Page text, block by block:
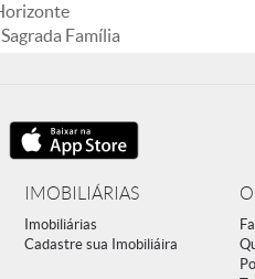
Família
IMOBILIÁRIAS
Imobiliárias
Cadastre sua Imobiliáira